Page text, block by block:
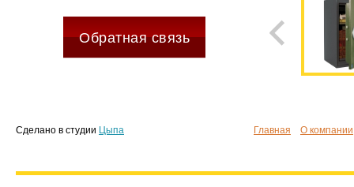
Обратная связь
Сделано в студии Цыпа Главная О компании